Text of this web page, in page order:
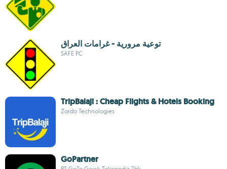
توعية مرورية - غرامات العراق
SAFE PC
TripBalaji : Cheap Flights & Hotels Booking
Zordo Technologies
GoPartner